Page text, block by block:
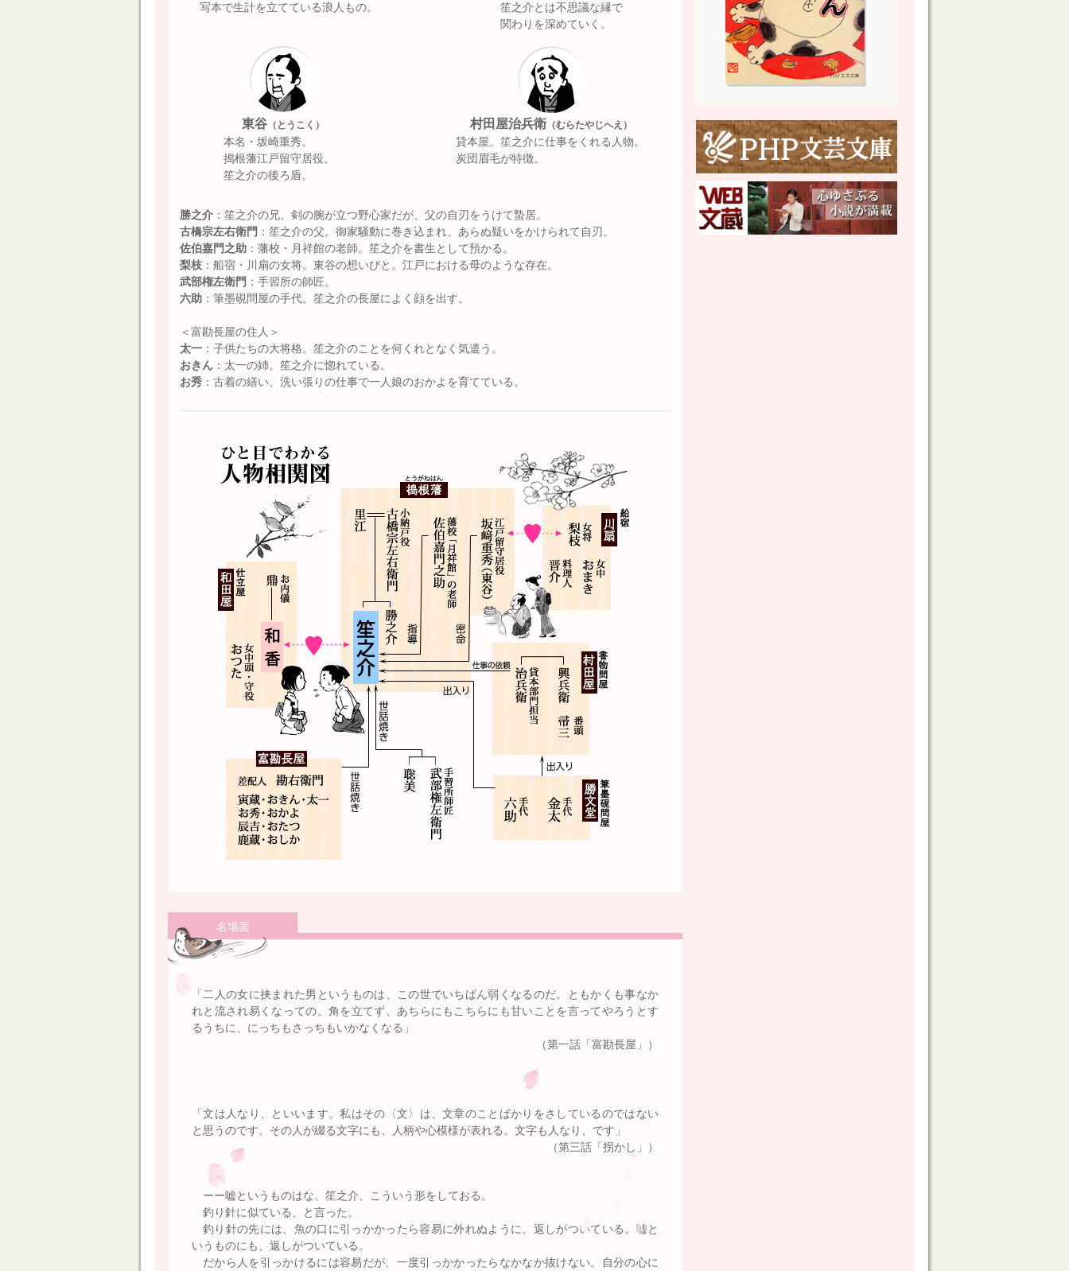
写本で生計を立てている浪人もの。
笙之介とは不思議な縁で
関わりを深めていく。
東谷 （とうこく）
本名・坂崎重秀。
搗根藩江戸留守居役。
笙之介の後ろ盾。
村田屋治兵衛 （むらたやじへえ）
貸本屋。笙之介に仕事をくれる人物。
炭団眉毛が特徴。
勝之介 ：笙之介の兄。剣の腕が立つ野心家だが、父の自刃をうけて蟄居。
古橋宗左右衛門 ：笙之介の父。御家騒動に巻き込まれ、あらぬ疑いをかけられて自刃。
佐伯嘉門之助 ：藩校・月祥館の老師。笙之介を書生として預かる。
梨枝 ：船宿・川扇の女将。東谷の想いびと。江戸における母のような存在。
武部権左衛門 ：手習所の師匠。
六助 ：筆墨硯問屋の手代。笙之介の長屋によく顔を出す。
＜富勘長屋の住人＞
太一 ：子供たちの大将格。笙之介のことを何くれとなく気遣う。
おきん ：太一の姉。笙之介に惚れている。
お秀 ：古着の繕い、洗い張りの仕事で一人娘のおかよを育てている。
名場面
「二人の女に挟まれた男というものは、この世でいちばん弱くなるのだ。ともかくも事なか
れと流され易くなっての。角を立てず、あちらにもこちらにも甘いことを言ってやろうとす
るうちに、にっちもさっちもいかなくなる」
（第一話「富勘長屋」）
「文は人なり、といいます。私はその〈文〉は、文章のことばかりをさしているのではない
と思うのです。その人が綴る文字にも、人柄や心模様が表れる。文字も人なり、です」
（第三話「拐かし」）
ーー嘘というものはな、笙之介、こういう形をしておる。
釣り針に似ている、と言った。
釣り針の先には、魚の口に引っかかったら容易に外れぬように、返しがついている。嘘と
いうものにも、返しがついている。
だから人を引っかけるには容易だが、一度引っかかったらなかなか抜けない。自分の心に